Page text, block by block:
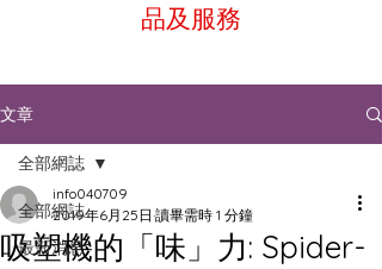
品及服務
文章
全部網誌
最新消息
全部網誌
吸塑機的「味」力: Spider-
info040709
2019年6月25日 讀畢需時 1 分鐘